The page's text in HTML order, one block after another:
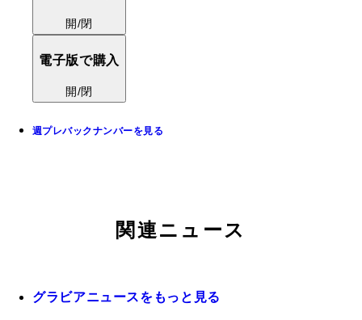
開/閉
電子版で購入
開/閉
週プレバックナンバーを見る
関連ニュース
グラビアニュースをもっと見る